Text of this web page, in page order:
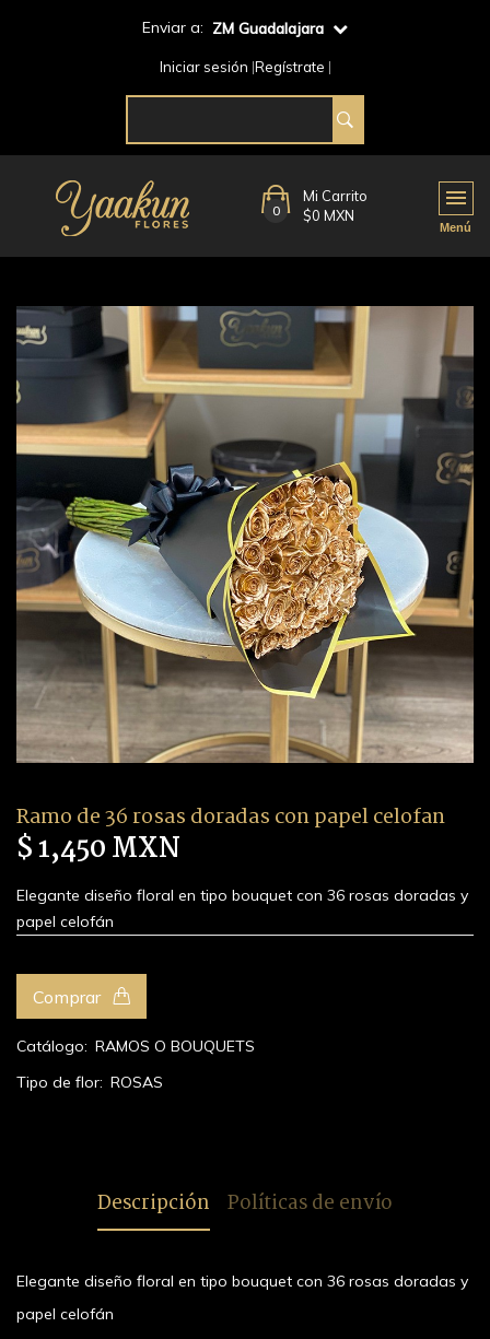
Enviar a: ZM Guadalajara
Iniciar sesión Regístrate
0
Mi Carrito
$0 MXN
Ramo de 36 rosas doradas con papel celofan
$ 1,450 MXN
Elegante diseño floral en tipo bouquet con 36 rosas doradas y
papel celofán
Comprar
Catálogo: RAMOS O BOUQUETS
Tipo de flor: ROSAS
Descripción Políticas de envío
Elegante diseño floral en tipo bouquet con 36 rosas doradas y
papel celofán